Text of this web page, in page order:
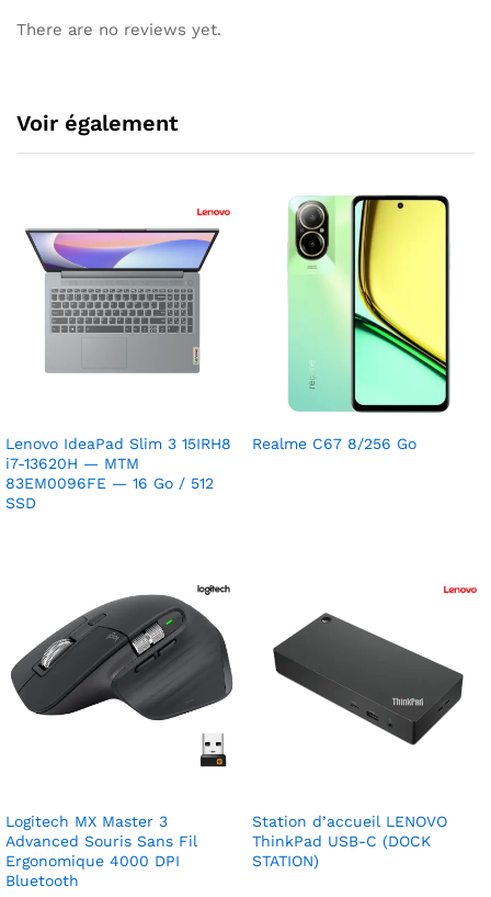
There are no reviews yet.
Voir également
Lenovo IdeaPad Slim 3 15IRH8
i7-13620H — MTM
83EM0096FE — 16 Go / 512
SSD
Realme C67 8/256 Go
Logitech MX Master 3
Advanced Souris Sans Fil
Ergonomique 4000 DPI
Bluetooth
Station d’accueil LENOVO
ThinkPad USB-C (DOCK
STATION)